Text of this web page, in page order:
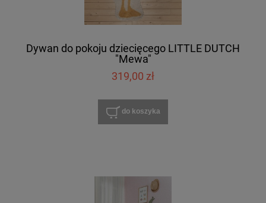
Dywan do pokoju dziecięcego LITTLE DUTCH
"Mewa"
319,00 zł
do koszyka